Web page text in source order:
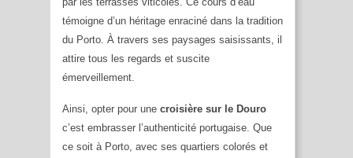
témoigne d’un héritage enraciné dans la tradition
du Porto. À travers ses paysages saisissants, il
attire tous les regards et suscite
émerveillement.
Ainsi, opter pour une croisière sur le Douro
c’est embrasser l’authenticité portugaise. Que
ce soit à Porto, avec ses quartiers colorés et